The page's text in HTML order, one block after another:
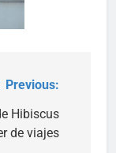
Previous:
Hibiscus
de viajes